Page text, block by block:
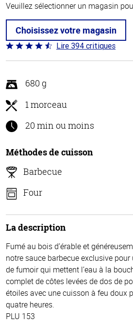
Veuillez sélectionner un magasin
Choisissez votre magasin
Coté
4.7 sur
Lire 394 critiques
680 g
1 morceau
20 min ou moins
Méthodes de cuisson
Barbecue
Four
La description
Fumé au bois d’érable et
notre sauce barbecue exclusive
de fumoir qui mettent l’eau à la
complet de côtes levées de dos de
étoiles avec une cuisson à feu doux
quatre heures.
PLU 153